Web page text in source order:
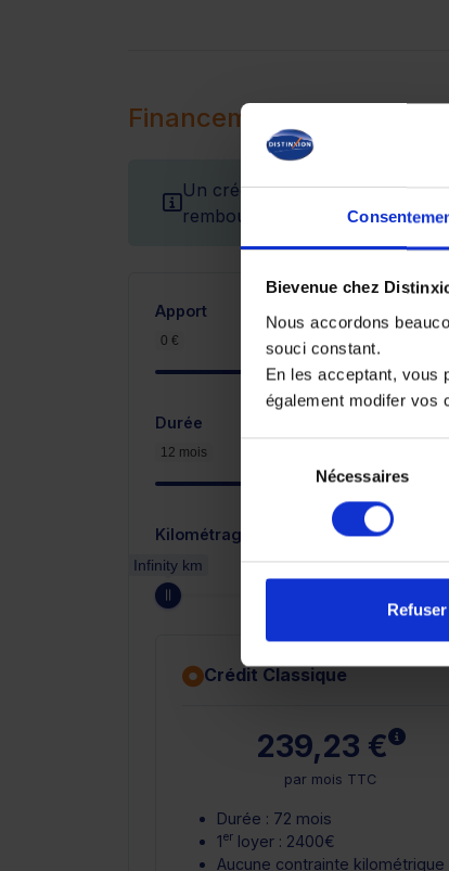
Bievenue chez
Nous accordons
souci constant.
En les acceptant, vous
également modifer vos
consentement
Nécessaires
Refuser
Financement
Un crédit vous engage et doit
remboursement avant de vous
Apport
0 € 2 400 €
Durée
12 mois
Kilométrage annuel
Infinity km
Crédit Classique
239,23 € En
par mois TTC
Durée : 72 mois
1er loyer : 2400€
Aucune contrainte kilométrique